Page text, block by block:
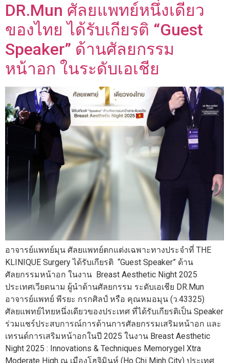
DR.Mun ศัลยแพทย์หนึ่งเดียว
ของไทย ได้รับเกียรติ “Guest
Speaker” ด้านศัลยกรรม
หน้าอก ในระดับเอเชีย
อาจารย์แพทย์มุน ศัลยแพทย์ตกแต่งเฉพาะทางประจำที่ THE
KLINIQUE Surgery ได้รับเกียรติ “Guest Speaker” ด้าน
ศัลยกรรมหน้าอก ในงาน Breast Aesthetic Night 2025
ประเทศเวียดนาม ผู้นำด้านศัลยกรรม ระดับเอเชีย DR.Mun
อาจารย์แพทย์ พีรยะ กรกศิลป์ หรือ คุณหมอมุน (ว.43325)
ศัลยแพทย์ไทยหนึ่งเดียวของประเทศ ที่ได้รับเกียรติเป็น Speaker
ร่วมแชร์ประสบการณ์การด้านการศัลยกรรมเสริมหน้าอก และ
เทรนด์การเสริมหน้าอกในปี 2025 ในงาน Breast Aesthetic
Night 2025 : Innovations & Techniques Memorygel Xtra
Moderate High ณ เมืองโฮจิมินห์ (Ho Chi Minh City) ประเทศ